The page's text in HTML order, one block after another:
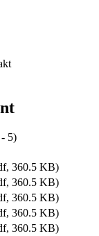
5)
360.5 KB)
360.5 KB)
360.5 KB)
360.5 KB)
360.5 KB)